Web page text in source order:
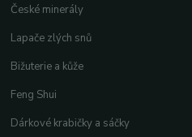
České minerály
Lapače zlých snů
Bižuterie a kůže
Feng Shui
Dárkové krabičky a sáčky